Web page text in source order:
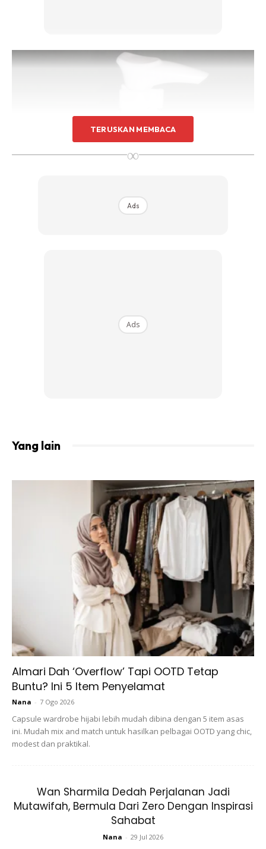
Cara-caranya:
1. Ambil sedikit asam jawa mengikut sukatan yang anda
mahukan. Kemudian tambah air putih.
2. Kacau hingga sebati. Pastikan ia tidak terlalu pekat dan
TERUSKAN MEMBACA
∞
Ads
Ads
Yang lain
Almari Dah ‘Overflow’ Tapi OOTD Tetap
Buntu? Ini 5 Item Penyelamat
Nana - 7 Ogo 2026
Capsule wardrobe hijabi lebih mudah dibina dengan 5 item asas
ini. Mudah mix and match untuk hasilkan pelbagai OOTD yang chic,
modest dan praktikal.
Wan Sharmila Dedah Perjalanan Jadi
Mutawifah, Bermula Dari Zero Dengan Inspirasi
Sahabat
Nana - 29 Jul 2026